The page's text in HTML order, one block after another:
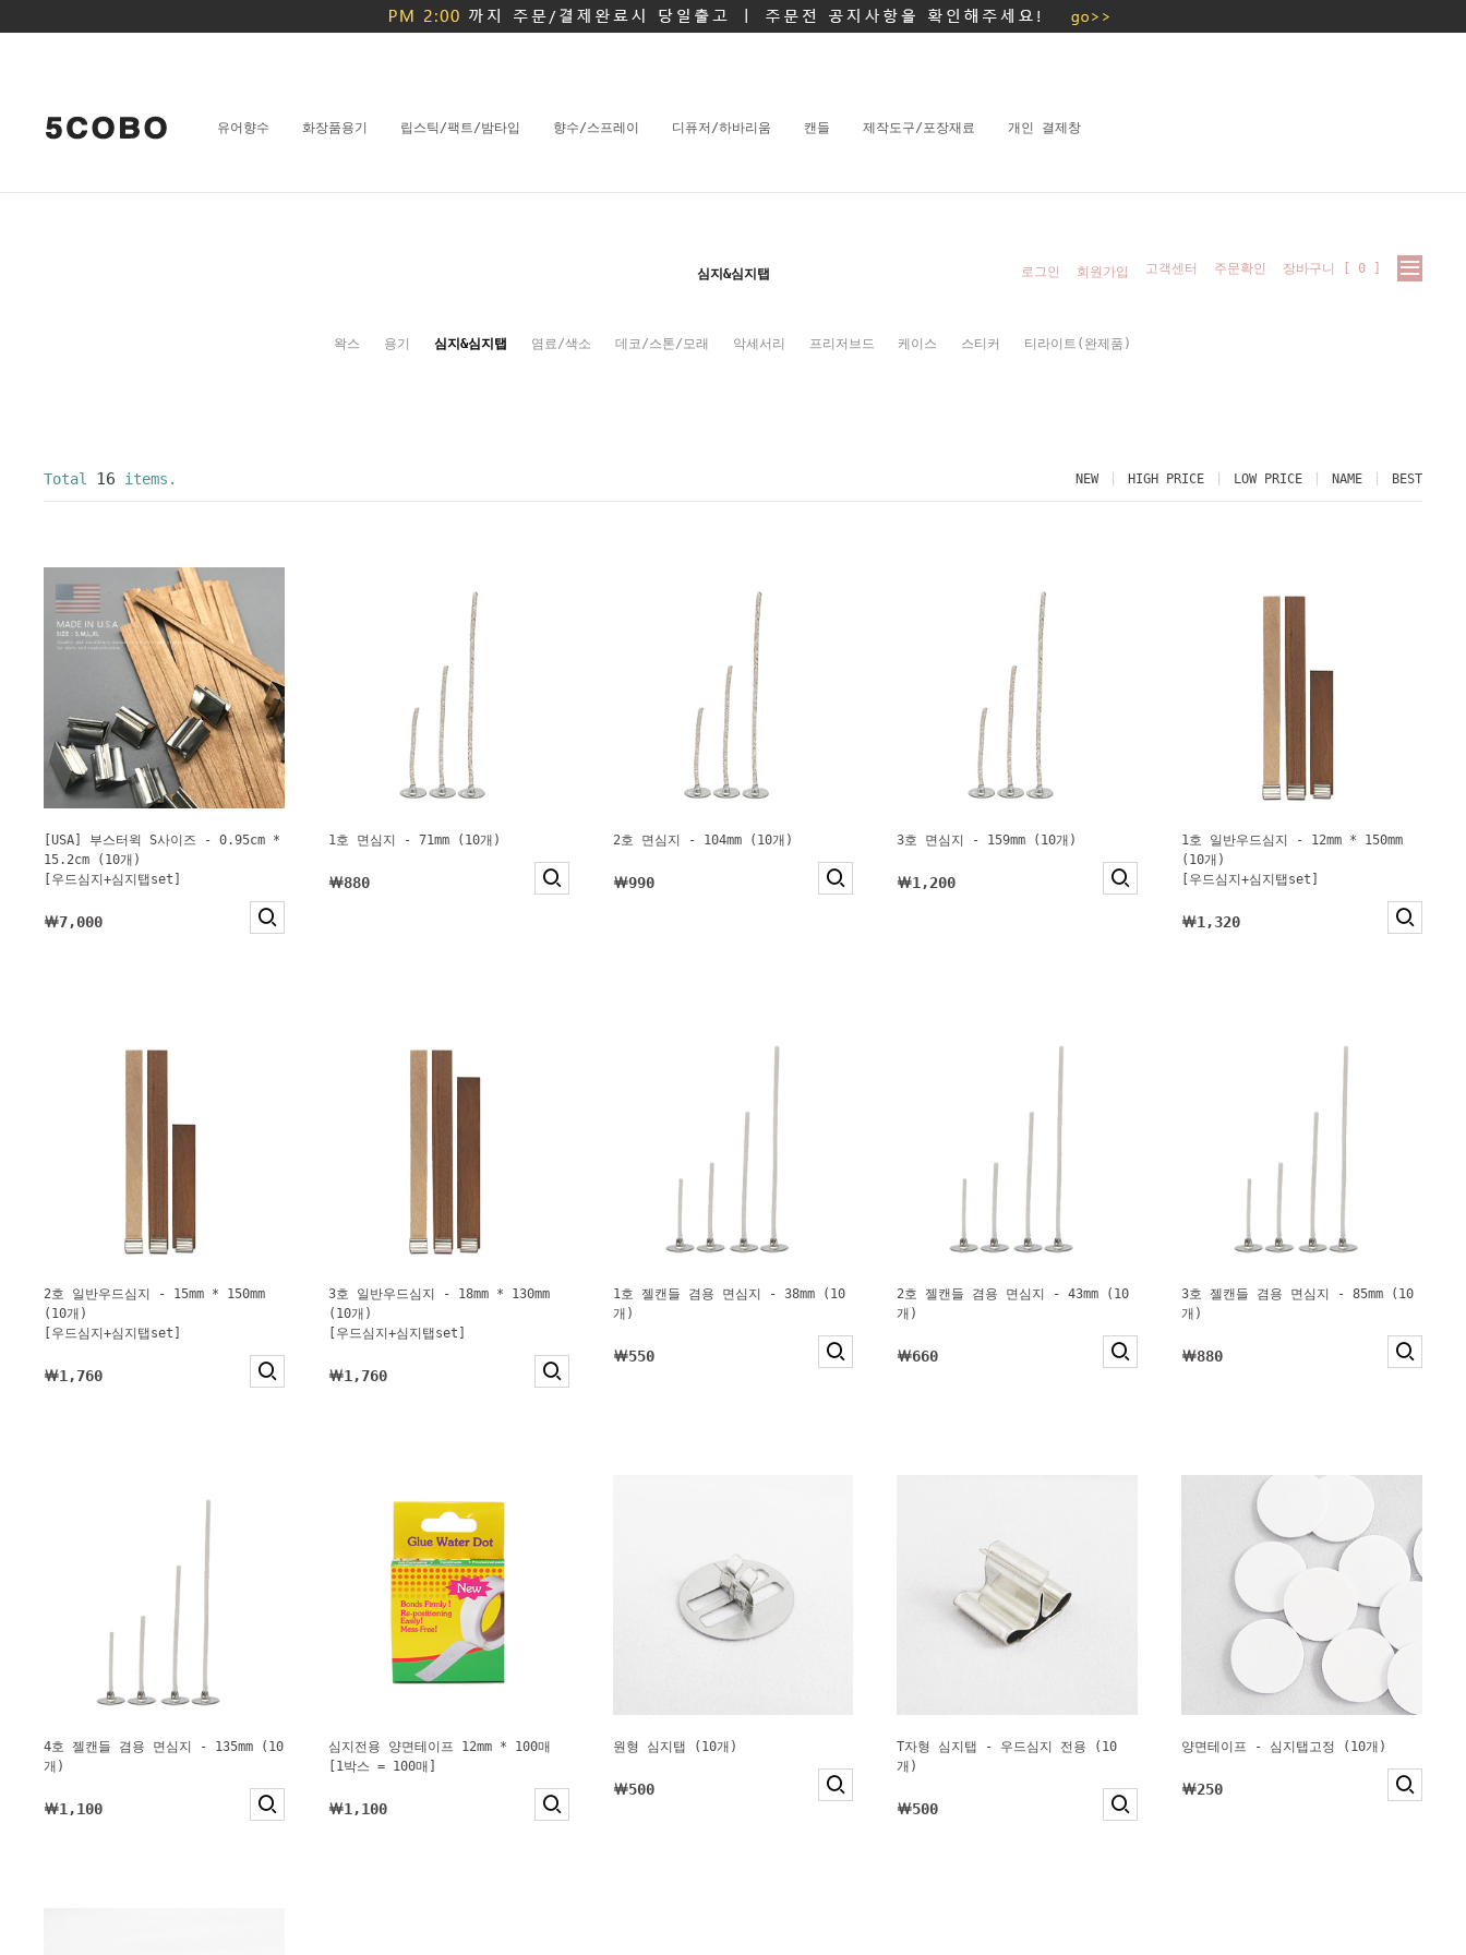
유어향수 화장품용기 립스틱/팩트/밤타입 향수/스프레이 디퓨저/하바리움 캔들 제작도구/포장재료 개인 결제창
로그인 회원가입 고객센터 주문확인 장바구니 [ 0
심지&심지탭
왁스 용기 심지&심지탭 염료/색소 데코/스톤/모래 악세서리 프리저브드 케이스 스티커 티라이트(완제품)
Total 16 items. NEW HIGH PRICE LOW PRICE NAME BEST
[USA] 부스터윅 S사이즈 - 0.95cm *
15.2cm (10개)
[우드심지+심지탭set]
￦7,000
1호 면심지 - 71mm (10개)
￦880
2호 면심지 - 104mm (10개)
￦990
3호 면심지 - 159mm (10개)
￦1,200
1호 일반우드심지 - 12mm * 150mm
(10개)
[우드심지+심지탭set]
￦1,320
2호 일반우드심지 - 15mm * 150mm
(10개)
[우드심지+심지탭set]
￦1,760
3호 일반우드심지 - 18mm * 130mm
(10개)
[우드심지+심지탭set]
￦1,760
1호 젤캔들 겸용 면심지 - 38mm (10
개)
￦550
2호 젤캔들 겸용 면심지 - 43mm (10
개)
￦660
3호 젤캔들 겸용 면심지 - 85mm (10
개)
￦880
4호 젤캔들 겸용 면심지 - 135mm (10
개)
￦1,100
심지전용 양면테이프 12mm * 100매
[1박스 = 100매]
￦1,100
원형 심지탭 (10개)
￦500
T자형 심지탭 - 우드심지 전용 (10
개)
￦500
양면테이프 - 심지탭고정 (10개)
￦250